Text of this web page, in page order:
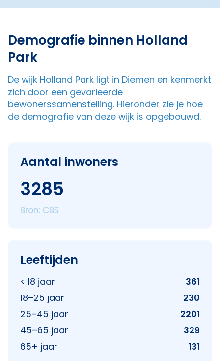
Demografie binnen Holland
Park
De wijk Holland Park ligt in Diemen en kenmerkt
zich door een gevarieerde
bewonerssamenstelling. Hieronder zie je hoe
de demografie van deze wijk is opgebouwd.
Aantal inwoners
3285
Bron: CBS
Leeftijden
< 18 jaar
361
18–25 jaar
230
25–45 jaar
2201
45–65 jaar
329
65+ jaar
131